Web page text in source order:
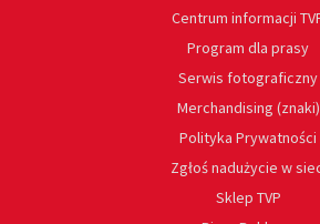
Centrum informacji
Program dla prasy
Serwis fotograficzny
Merchandising (znaki)
Polityka Prywatności
Zgłoś nadużycie w
Sklep TVP